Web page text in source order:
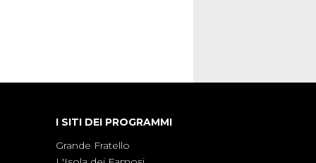
I SITI DEI PROGRAMMI
Grande Fratello